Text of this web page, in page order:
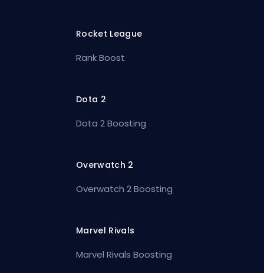
Rocket League
Rank Boost
Dota 2
Dota 2 Boosting
Overwatch 2
Overwatch 2 Boosting
Marvel Rivals
Marvel Rivals Boosting